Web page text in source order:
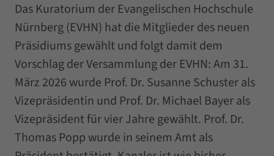
Das Kuratorium der Evangelischen Hochschule
Nürnberg (EVHN) hat die Mitglieder des neuen
Präsidiums gewählt und folgt damit dem
Vorschlag der Versammlung der EVHN: Am 31.
März 2026 wurde Prof. Dr. Susanne Schuster als
Vizepräsidentin und Prof. Dr. Michael Bayer als
Vizepräsident für vier Jahre gewählt. Prof. Dr.
Thomas Popp wurde in seinem Amt als